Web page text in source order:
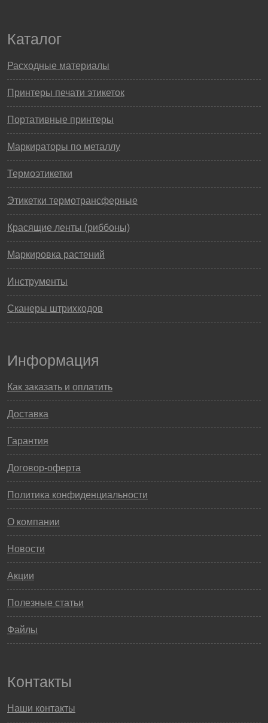
Каталог
Расходные материалы
Принтеры печати этикеток
Портативные принтеры
Маркираторы по металлу
Термоэтикетки
Этикетки термотрансферные
Красящие ленты (риббоны)
Маркировка растений
Инструменты
Сканеры штрихкодов
Информация
Как заказать и оплатить
Доставка
Гарантия
Договор-оферта
Политика конфиденциальности
О компании
Новости
Акции
Полезные статьи
Файлы
Контакты
Наши контакты